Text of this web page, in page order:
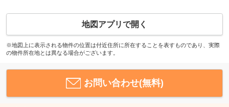
地図アプリで開く
※地図上に表示される物件の位置は付近住所に所在することを表すものであり、実際
の物件所在地とは異なる場合がございます。
お問い合わせ(無料)